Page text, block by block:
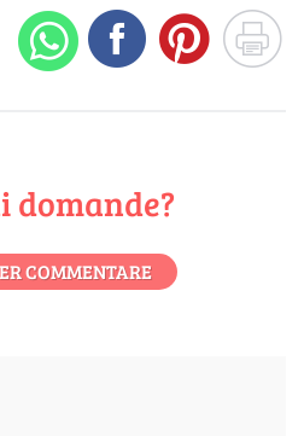
domande?
COMMENTARE